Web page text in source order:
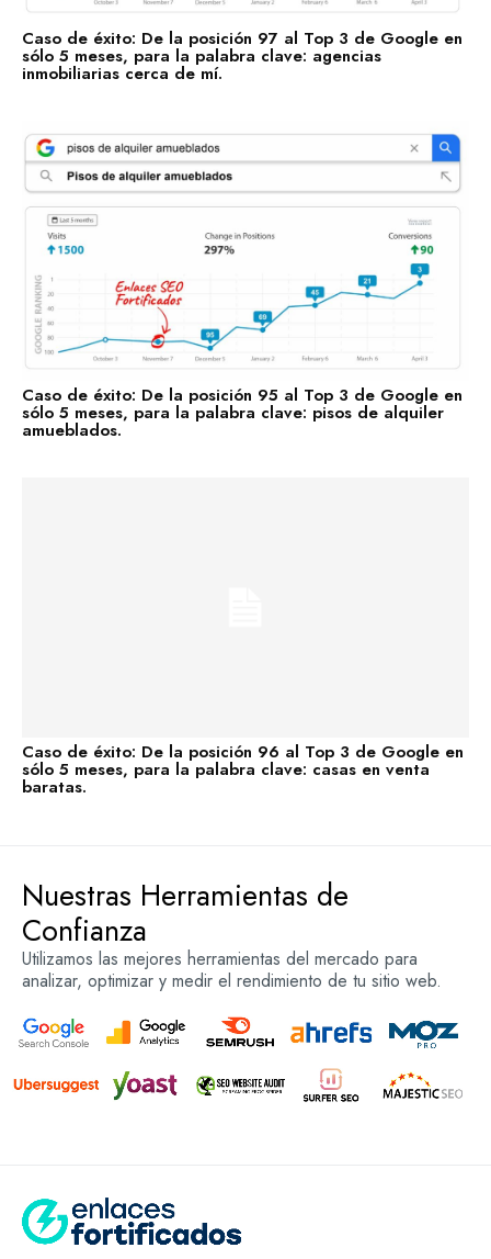
Caso de éxito: De la posición 97 al Top 3 de Google en
sólo 5 meses, para la palabra clave: agencias
inmobiliarias cerca de mí.
Caso de éxito: De la posición 95 al Top 3 de Google en
sólo 5 meses, para la palabra clave: pisos de alquiler
amueblados.
Caso de éxito: De la posición 96 al Top 3 de Google en
sólo 5 meses, para la palabra clave: casas en venta
baratas.
Nuestras Herramientas de
Confianza
Utilizamos las mejores herramientas del mercado para
analizar, optimizar y medir el rendimiento de tu sitio web.